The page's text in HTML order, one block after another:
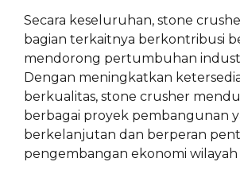
Secara keseluruhan, stone
bagian terkaitnya berkontribusi
mendorong pertumbuhan
Dengan meningkatkan
berkualitas, stone crusher
berbagai proyek pembangunan
berkelanjutan dan berperan
pengembangan ekonomi